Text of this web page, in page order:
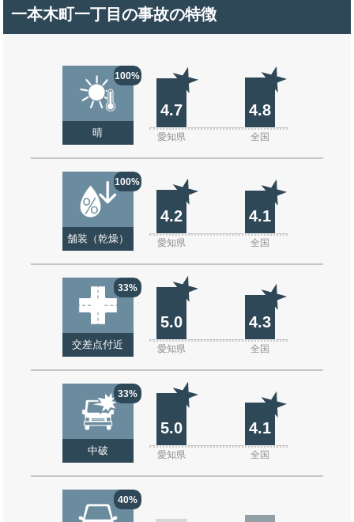
一本木町一丁目の事故の特徴
100%
晴
4.7 4.8
愛知県 全国
100%
舗装（乾燥）
4.2 4.1
愛知県 全国
33%
交差点付近
5.0 4.3
愛知県 全国
33%
中破
5.0 4.1
愛知県 全国
40%